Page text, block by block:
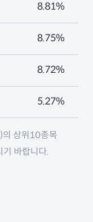
8.81%
8.75%
8.72%
5.27%
의 상위10종목
바랍니다.